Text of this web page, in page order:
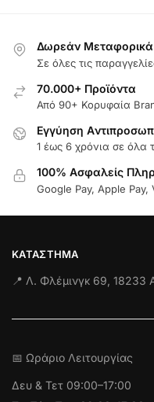
Δωρεάν Μεταφορικά
Σε όλες τις
70.000+ Προϊόντα
Από 90+ Κορυφαία
Εγγύηση
1 έως 6 χρόνια σε όλα
100% Ασφαλείς
Google Pay, Apple Pay,
ΚΑΤΆΣΤΗΜΑ
📍 Λ. Φλέμινγκ 69, 18233
📅 Ωράριο Λειτουργίας
Δευ & Τετ 09:00–17:00